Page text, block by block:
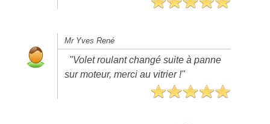
Mr Yves René
"Volet roulant changé suite à panne
sur moteur, merci au vitrier !"